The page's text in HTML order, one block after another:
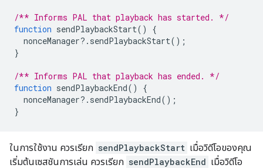
/** Informs PAL that playback has started. */
function sendPlaybackStart()
{
nonceManager? . sendPlaybackStart();
}
/** Informs PAL that playback has ended. */
function sendPlaybackEnd()
{
nonceManager? . sendPlaybackEnd();
}
ในการใช้งาน ควรเรียก sendPlaybackStart เมื่อวิดีโอของคุณ
เริ่มต้นเซสชันการเล่น ควรเรียก sendPlaybackEnd เมื่อวิดีโอ